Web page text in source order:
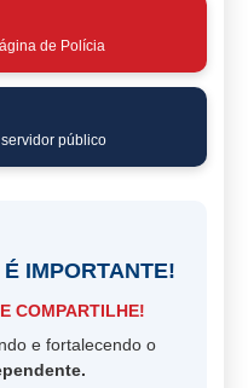
de Polícia
público
IMPORTANTE!
COMPARTILHE!
e fortalecendo o